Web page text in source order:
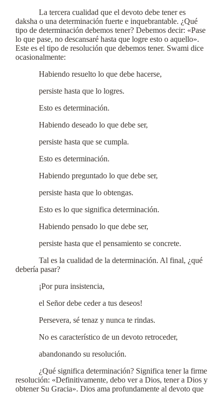
La tercera cualidad que el devoto debe tener es
daksha o una determinación fuerte e inquebrantable. ¿Qué
tipo de determinación debemos tener? Debemos decir: «Pase
lo que pase, no descansaré hasta que logre esto o aquello».
Este es el tipo de resolución que debemos tener. Swami dice
ocasionalmente:
Habiendo resuelto lo que debe hacerse,
persiste hasta que lo logres.
Esto es determinación.
Habiendo deseado lo que debe ser,
persiste hasta que se cumpla.
Esto es determinación.
Habiendo preguntado lo que debe ser,
persiste hasta que lo obtengas.
Esto es lo que significa determinación.
Habiendo pensado lo que debe ser,
persiste hasta que el pensamiento se concrete.
Tal es la cualidad de la determinación. Al final, ¿qué
debería pasar?
¡Por pura insistencia,
el Señor debe ceder a tus deseos!
Persevera, sé tenaz y nunca te rindas.
No es característico de un devoto retroceder,
abandonando su resolución.
¿Qué significa determinación? Significa tener la firme
resolución: «Definitivamente, debo ver a Dios, tener a Dios y
obtener Su Gracia». Dios ama profundamente al devoto que